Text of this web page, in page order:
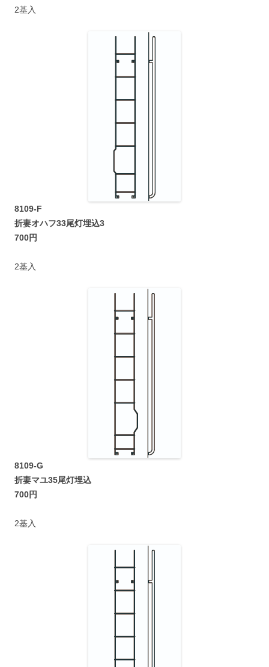
2基入
8109-F
折妻オハフ33尾灯埋込3
700円
2基入
8109-G
折妻マユ35尾灯埋込
700円
2基入